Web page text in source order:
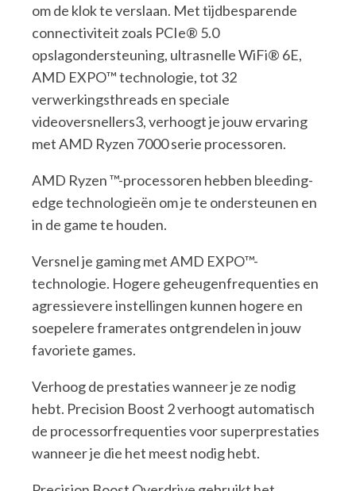
om de klok te verslaan. Met tijdbesparende
connectiviteit zoals PCIe® 5.0
opslagondersteuning, ultrasnelle WiFi® 6E,
AMD EXPO™ technologie, tot 32
verwerkingsthreads en speciale
videoversnellers3, verhoogt je jouw ervaring
met AMD Ryzen 7000 serie processoren.
AMD Ryzen ™-processoren hebben bleeding-
edge technologieën om je te ondersteunen en
in de game te houden.
Versnel je gaming met AMD EXPO™-
technologie. Hogere geheugenfrequenties en
agressievere instellingen kunnen hogere en
soepelere framerates ontgrendelen in jouw
favoriete games.
Verhoog de prestaties wanneer je ze nodig
hebt. Precision Boost 2 verhoogt automatisch
de processorfrequenties voor superprestaties
wanneer je die het meest nodig hebt.